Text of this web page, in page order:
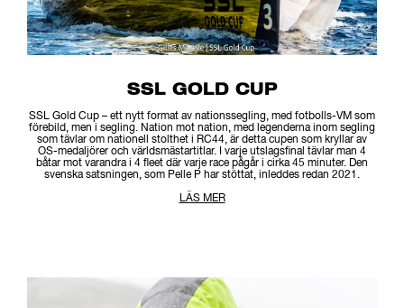
SSL GOLD CUP
SSL Gold Cup – ett nytt format av nationssegling, med fotbolls-VM som
förebild, men i segling. Nation mot nation, med legenderna inom segling
som tävlar om nationell stolthet i RC44, är detta cupen som kryllar av
OS-medaljörer och världsmästartitlar. I varje utslagsfinal tävlar man 4
båtar mot varandra i 4 fleet där varje race pågår i cirka 45 minuter. Den
svenska satsningen, som Pelle P har stöttat, inleddes redan 2021.
LÄS MER